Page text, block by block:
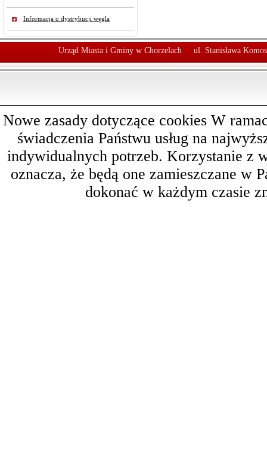
Informacja o dystrybucji węgla
Urząd Miasta i Gminy w Chorzelach ul. Stanisława
Nowe zasady dotyczące cookies W
świadczenia Państwu usług na
indywidualnych potrzeb. Korzystanie z
oznacza, że będą one zamieszczane w
dokonać w każdym czasie